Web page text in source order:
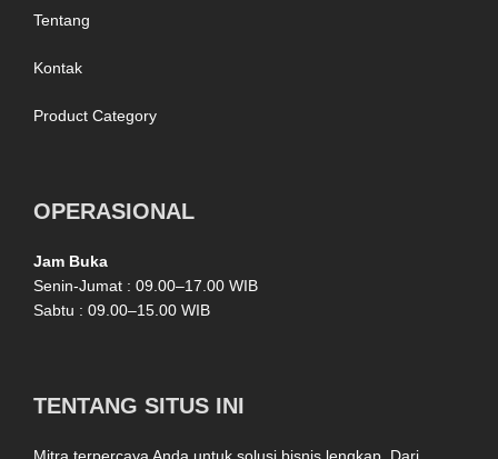
Tentang
Kontak
Product Category
OPERASIONAL
Jam Buka
Senin-Jumat : 09.00–17.00 WIB
Sabtu : 09.00–15.00 WIB
TENTANG SITUS INI